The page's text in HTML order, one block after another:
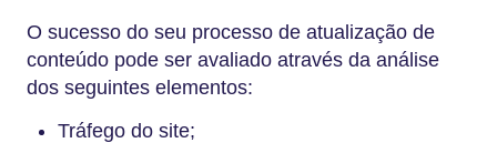
O sucesso do seu processo de atualização de
conteúdo pode ser avaliado através da análise
dos seguintes elementos:
Tráfego do site;